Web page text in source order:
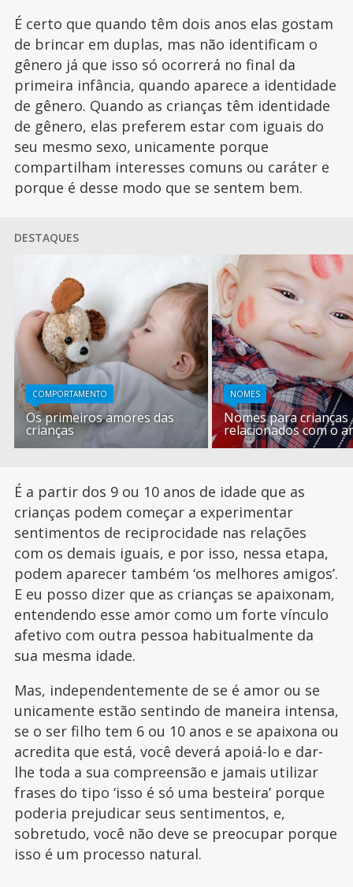
É certo que quando têm dois anos elas gostam
de brincar em duplas, mas não identificam o
gênero já que isso só ocorrerá no final da
primeira infância, quando aparece a identidade
de gênero. Quando as crianças têm identidade
de gênero, elas preferem estar com iguais do
seu mesmo sexo, unicamente porque
compartilham interesses comuns ou caráter e
porque é desse modo que se sentem bem.
DESTAQUES
COMPORTAMENTO
Os primeiros amores das
crianças
NOMES
Nomes para crianças
relacionados com o
É a partir dos 9 ou 10 anos de idade que as
crianças podem começar a experimentar
sentimentos de reciprocidade nas relações
com os demais iguais, e por isso, nessa etapa,
podem aparecer também ‘os melhores amigos’.
E eu posso dizer que as crianças se apaixonam,
entendendo esse amor como um forte vínculo
afetivo com outra pessoa habitualmente da
sua mesma idade.
Mas, independentemente de se é amor ou se
unicamente estão sentindo de maneira intensa,
se o ser filho tem 6 ou 10 anos e se apaixona ou
acredita que está, você deverá apoiá-lo e dar-
lhe toda a sua compreensão e jamais utilizar
frases do tipo ‘isso é só uma besteira’ porque
poderia prejudicar seus sentimentos, e,
sobretudo, você não deve se preocupar porque
isso é um processo natural.